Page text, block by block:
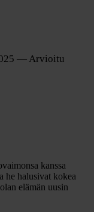
— Arvioitu
kanssa
he halusivat kokea
elämän uusin